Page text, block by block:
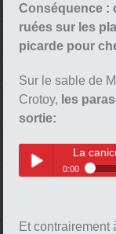
Conséquence :
ruées sur les
picarde pour
Sur le sable de
Crotoy, les
sortie:
La
0:00
Et contrairement